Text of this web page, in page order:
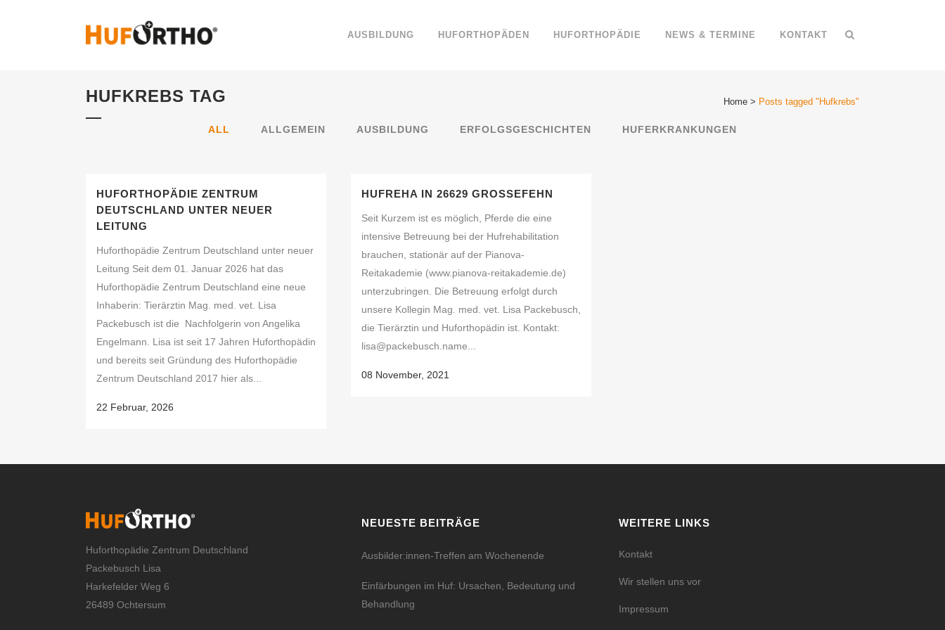
AUSBILDUNG HUFORTHOPÄDEN HUFORTHOPÄDIE NEWS & TERMINE KONTAKT
HUFKREBS TAG Home > Posts tagged "Hufkrebs"
ALL ALLGEMEIN AUSBILDUNG ERFOLGSGESCHICHTEN HUFERKRANKUNGEN
HUFORTHOPÄDIE ZENTRUM
DEUTSCHLAND UNTER NEUER
LEITUNG
Huforthopädie Zentrum Deutschland unter neuer
Leitung Seit dem 01. Januar 2026 hat das
Huforthopädie Zentrum Deutschland eine neue
Inhaberin: Tierärztin Mag. med. vet. Lisa
Packebusch ist die Nachfolgerin von Angelika
Engelmann. Lisa ist seit 17 Jahren Huforthopädin
und bereits seit Gründung des Huforthopädie
Zentrum Deutschland 2017 hier als...
22 Februar, 2026
HUFREHA IN 26629 GROSSEFEHN
Seit Kurzem ist es möglich, Pferde die eine
intensive Betreuung bei der Hufrehabilitation
brauchen, stationär auf der Pianova-
Reitakademie (www.pianova-reitakademie.de)
unterzubringen. Die Betreuung erfolgt durch
unsere Kollegin Mag. med. vet. Lisa Packebusch,
die Tierärztin und Huforthopädin ist. Kontakt:
lisa@packebusch.name...
08 November, 2021
Huforthopädie Zentrum Deutschland
Packebusch Lisa
Harkefelder Weg 6
26489 Ochtersum
NEUESTE BEITRÄGE
Ausbilder:innen-Treffen am Wochenende
Einfärbungen im Huf: Ursachen, Bedeutung und
Behandlung
WEITERE LINKS
Kontakt
Wir stellen uns vor
Impressum